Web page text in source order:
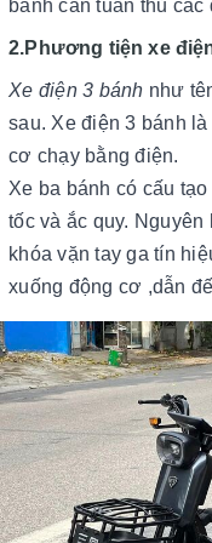
bánh cần tuân thủ
2.Phương tiện xe
Xe điện 3 bánh như
sau. Xe điện 3 bánh
cơ chạy bằng điện.
Xe ba bánh có cấu
tốc và ắc quy.
khóa vặn tay ga tín
xuống động cơ ,dẫn